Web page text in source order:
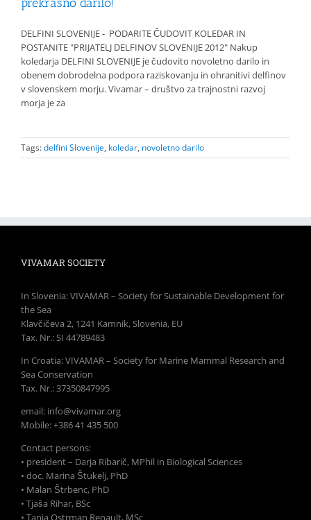
DELFINI SLOVENIJE - PODARITE ČUDOVIT KOLEDAR IN
POSTANITE "PRIJATELJ DELFINOV SLOVENIJE 2012" Nakup
koledarja DELFINI SLOVENIJE je čudovito novoletno darilo in
obenem dobrodelna podpora raziskovanju in ohranitivi delfinov
v slovenskem morju. Vivamar – društvo za trajnostni razvoj
morja je za
Tags:delfini Slovenije, koledar, novoletno darilo
VIVAMAR SOCIETY
In Slovenia: VIVAMAR – Society for Sustainable Development for
the Sea
Klavčičeva 2, 1241 Kamnik, Slovenia, EU
Tax. Nr.: SI 44789483
In Croatia: VIVAMAR – Society for Marine Mammal Research and
Sea Conservation
Tax. Nr.: 37350847995
email: info@vivamar.org
Mobile: +386 41 435 500
Contact persons:
• president – Darja Ribarič, MPhil in Biological Sciences
• doc. Marina Štukelj, PhD
• Malan Štrbenc, PhD
• Tjaša Rihar, BSc
• Tanja Ostrman Renault, MSc